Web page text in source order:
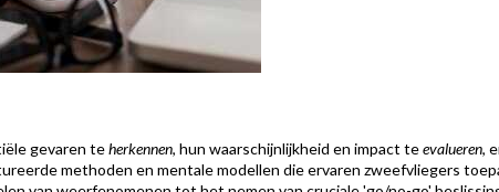
gevaren teherkennen, hun waarschijnlijkheid en impact teevalueren,
methoden en mentale modellen die ervaren zweefvliegers